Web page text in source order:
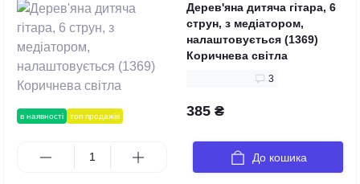
в наявності топ продажів
Дерев'яна дитяча гітара, 6
струн, з медіатором,
налаштовується (1369)
Коричнева світла
3
385 ₴
До кошика